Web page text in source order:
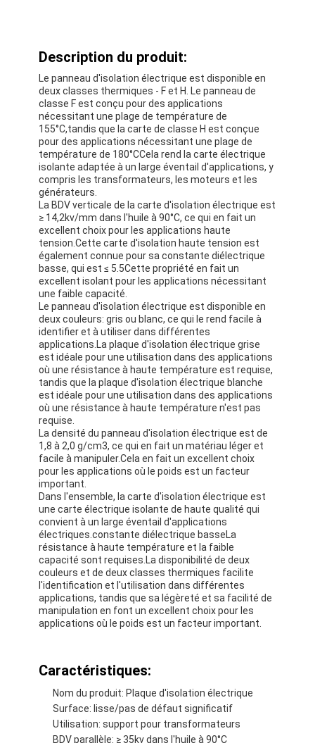
Maison
Produits
Au sujet de nous
Description du produit:
Le panneau d'isolation électrique est disponible en
deux classes thermiques - F et H. Le panneau de
classe F est conçu pour des applications
nécessitant une plage de température de
155°C,tandis que la carte de classe H est conçue
pour des applications nécessitant une plage de
température de 180°CCela rend la carte électrique
isolante adaptée à un large éventail d'applications, y
compris les transformateurs, les moteurs et les
générateurs.
La BDV verticale de la carte d'isolation électrique est
≥ 14,2kv/mm dans l'huile à 90°C, ce qui en fait un
excellent choix pour les applications haute
tension.Cette carte d'isolation haute tension est
également connue pour sa constante diélectrique
basse, qui est ≤ 5.5Cette propriété en fait un
excellent isolant pour les applications nécessitant
une faible capacité.
Le panneau d'isolation électrique est disponible en
deux couleurs: gris ou blanc, ce qui le rend facile à
identifier et à utiliser dans différentes
applications.La plaque d'isolation électrique grise
est idéale pour une utilisation dans des applications
où une résistance à haute température est requise,
tandis que la plaque d'isolation électrique blanche
est idéale pour une utilisation dans des applications
où une résistance à haute température n'est pas
requise.
La densité du panneau d'isolation électrique est de
1,8 à 2,0 g/cm3, ce qui en fait un matériau léger et
facile à manipuler.Cela en fait un excellent choix
pour les applications où le poids est un facteur
important.
Dans l'ensemble, la carte d'isolation électrique est
une carte électrique isolante de haute qualité qui
convient à un large éventail d'applications
électriques.constante diélectrique basseLa
résistance à haute température et la faible
capacité sont requises.La disponibilité de deux
couleurs et de deux classes thermiques facilite
l'identification et l'utilisation dans différentes
applications, tandis que sa légèreté et sa facilité de
manipulation en font un excellent choix pour les
applications où le poids est un facteur important.
Caractéristiques:
Nom du produit: Plaque d'isolation électrique
Surface: lisse/pas de défaut significatif
Utilisation: support pour transformateurs
BDV parallèle: ≥ 35kv dans l'huile à 90°C